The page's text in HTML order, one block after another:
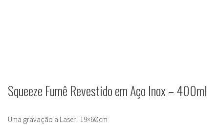
Squeeze Fumê Revestido em Aço Inox – 400ml
Uma gravação a Laser . 19×6Øcm